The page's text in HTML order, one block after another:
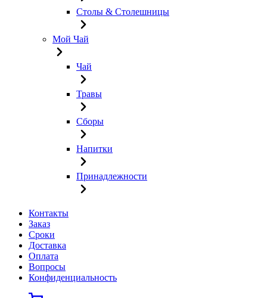
Столы & Столешницы
Мой Чай
Чай
Травы
Сборы
Напитки
Принадлежности
Контакты
Заказ
Cроки
Доставка
Оплата
Вопросы
Конфиденциальность